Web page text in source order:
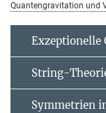
Quantengravitation und
Exzeptionelle
String-
Symmetrien